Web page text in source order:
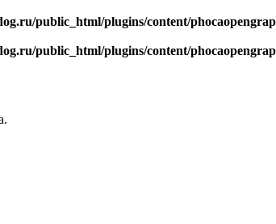
public_html/plugins/content/
public_html/plugins/content/